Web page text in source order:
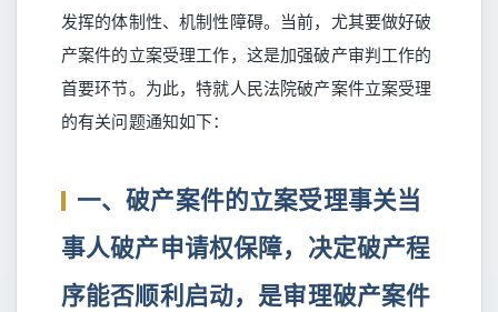
发挥的体制性、机制性障碍。当前，尤其要做好破
产案件的立案受理工作，这是加强破产审判工作的
首要环节。为此，特就人民法院破产案件立案受理
的有关问题通知如下：
一、破产案件的立案受理事关当
事人破产申请权保障，决定破产程
序能否顺利启动，是审理破产案件